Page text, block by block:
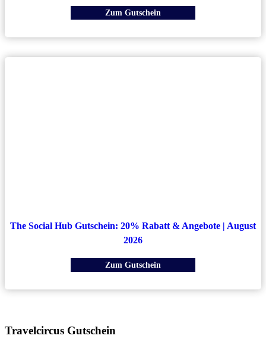
Zum Gutschein
The Social Hub Gutschein: 20% Rabatt & Angebote | August
2026
Zum Gutschein
Travelcircus Gutschein